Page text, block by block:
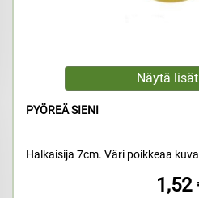
PYÖREÄ SIENI
Halkaisija 7cm. Väri poikkeaa
1,52